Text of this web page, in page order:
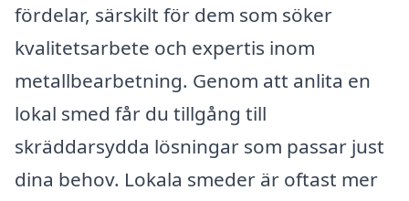
fördelar, särskilt för dem som söker
kvalitetsarbete och expertis inom
metallbearbetning. Genom att anlita en
lokal smed får du tillgång till
skräddarsydda lösningar som passar just
dina behov. Lokala smeder är oftast mer